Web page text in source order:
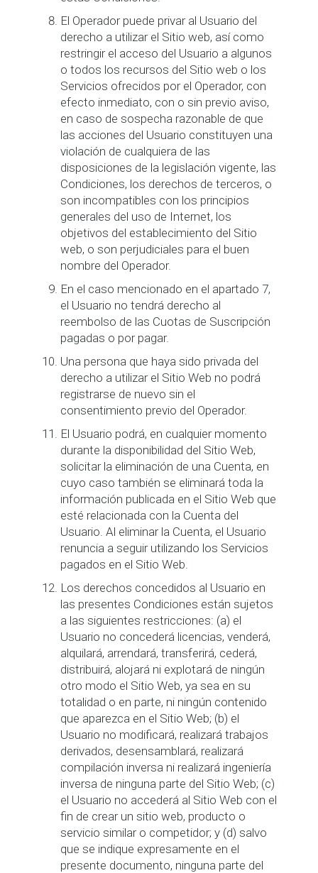
El Operador puede privar al Usuario del
derecho a utilizar el Sitio web, así como
restringir el acceso del Usuario a algunos
o todos los recursos del Sitio web o los
Servicios ofrecidos por el Operador, con
efecto inmediato, con o sin previo aviso,
en caso de sospecha razonable de que
las acciones del Usuario constituyen una
violación de cualquiera de las
disposiciones de la legislación vigente, las
Condiciones, los derechos de terceros, o
son incompatibles con los principios
generales del uso de Internet, los
objetivos del establecimiento del Sitio
web, o son perjudiciales para el buen
nombre del Operador.
En el caso mencionado en el apartado 7,
el Usuario no tendrá derecho al
reembolso de las Cuotas de Suscripción
pagadas o por pagar.
Una persona que haya sido privada del
derecho a utilizar el Sitio Web no podrá
registrarse de nuevo sin el
consentimiento previo del Operador.
El Usuario podrá, en cualquier momento
durante la disponibilidad del Sitio Web,
solicitar la eliminación de una Cuenta, en
cuyo caso también se eliminará toda la
información publicada en el Sitio Web que
esté relacionada con la Cuenta del
Usuario. Al eliminar la Cuenta, el Usuario
renuncia a seguir utilizando los Servicios
pagados en el Sitio Web.
Los derechos concedidos al Usuario en
las presentes Condiciones están sujetos
a las siguientes restricciones: (a) el
Usuario no concederá licencias, venderá,
alquilará, arrendará, transferirá, cederá,
distribuirá, alojará ni explotará de ningún
otro modo el Sitio Web, ya sea en su
totalidad o en parte, ni ningún contenido
que aparezca en el Sitio Web; (b) el
Usuario no modificará, realizará trabajos
derivados, desensamblará, realizará
compilación inversa ni realizará ingeniería
inversa de ninguna parte del Sitio Web; (c)
el Usuario no accederá al Sitio Web con el
fin de crear un sitio web, producto o
servicio similar o competidor; y (d) salvo
que se indique expresamente en el
presente documento, ninguna parte del